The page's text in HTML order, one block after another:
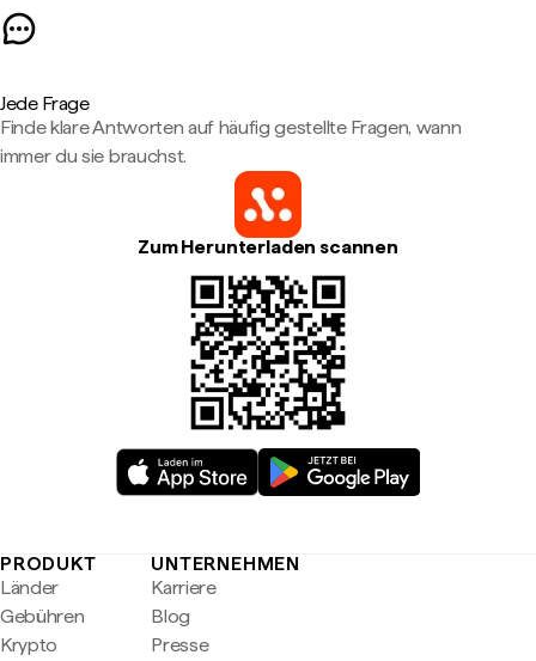
Jede Frage
Finde klare Antworten auf häufig gestellte Fragen, wann
immer du sie brauchst.
Zum Herunterladen scannen
PRODUKT
Länder
Gebühren
Krypto
UNTERNEHMEN
Karriere
Blog
Presse